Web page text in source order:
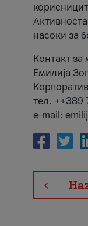
насоки за
Контакт за
Емилија
тел. ++389
e-mail: